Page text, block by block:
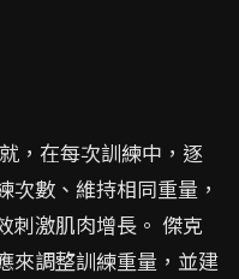
，在每次訓練中，逐
次數、維持相同重量，
刺激肌肉增長。 傑克
來調整訓練重量，並建